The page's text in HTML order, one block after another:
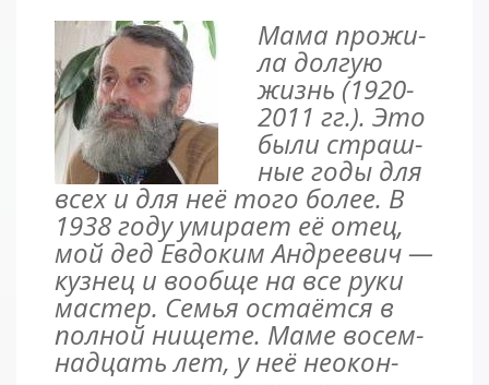
Ма­ма про­жи­
ла дол­гую
жизнь (1920-
2011 гг.). Это
бы­ли страш­
ные го­ды для
всех и для неё того бо­лее. В
1938 го­ду уми­ра­ет её отец,
мой дед Ев­до­ким Андре­евич —
куз­нец и во­об­ще на все ру­ки
мастер. Семья ос­та­ёт­ся в
пол­ной ни­ще­те. Ма­ме во­сем­
над­цать лет, у неё не­окон­